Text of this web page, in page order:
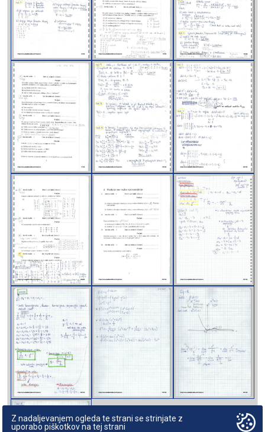
Z nadaljevanjem ogleda te strani se strinjate z
uporabo piškotkov na tej strani